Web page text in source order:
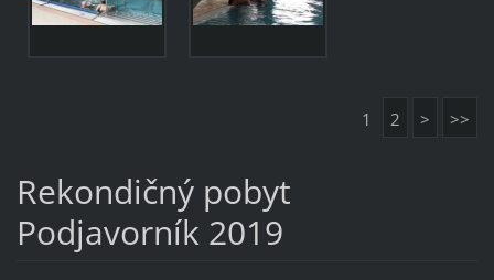
1 2 > >>
Rekondičný pobyt
Podjavorník 2019